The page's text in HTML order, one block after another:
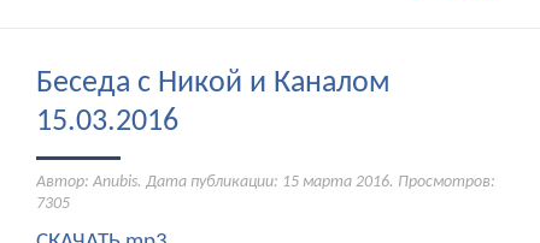
Беседа с Никой и Каналом
15.03.2016
Автор: Anubis. Дата публикации: 15 марта 2016. Просмотров:
7305